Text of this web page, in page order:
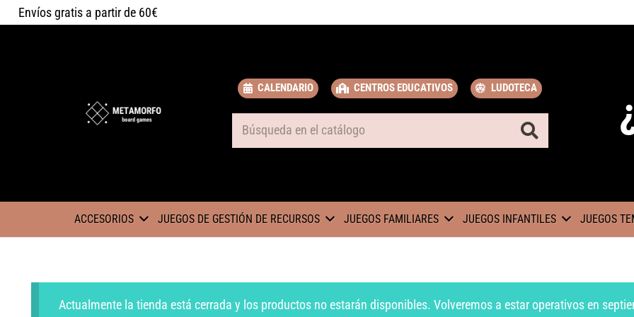
Envíos gratis a partir de 60€
CALENDARIO CENTROS EDUCATIVOS LUDOTECA
ACCESORIOS JUEGOS DE GESTIÓN DE RECURSOS JUEGOS FAMILIARES JUEGOS INFANTILES JUEGOS
Actualmente la tienda está cerrada y los productos no estarán disponibles. Volveremos a estar operativos en